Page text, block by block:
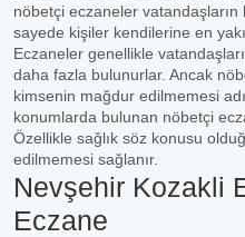
nöbetçi eczaneler
sayede kişiler kendilerine en
Eczaneler genellikle
daha fazla bulunurlar. Ancak
kimsenin mağdur edilmemesi
konumlarda bulunan nöbetçi
Özellikle sağlık söz konusu
edilmemesi sağlanır.
Nevşehir Kozakli
Eczane